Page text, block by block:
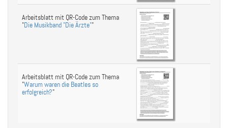
Arbeitsblatt mit QR-Code zum Thema
"Die Musikband "Die Ärzte""
Arbeitsblatt mit QR-Code zum Thema
"Warum waren die Beatles so
erfolgreich?"